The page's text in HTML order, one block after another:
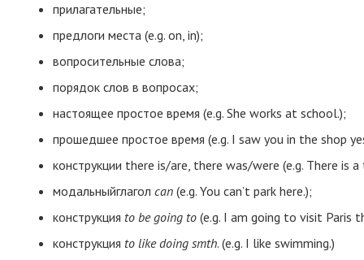
прилагательные;
предлоги места (e.g. on, in);
вопросительные слова;
порядок слов в вопросах;
настоящее простое время (e.g. She works at school.);
прошедшее простое время (e.g. I saw you in the shop
конструкции there is/are, there was/were (e.g. There is
модальныйглагол can (e.g. You can’t park here.);
конструкция to be going to (e.g. I am going to visit Paris
конструкция to like doing smth. (e.g. I like swimming.)